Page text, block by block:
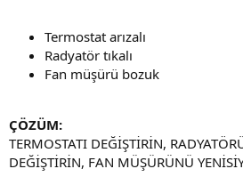
Termostat arızalı
Radyatör tıkalı
Fan müşürü bozuk
ÇÖZÜM:
TERMOSTATI DEĞİŞTİRİN,
DEĞİŞTİRİN, FAN MÜŞÜRÜNÜ